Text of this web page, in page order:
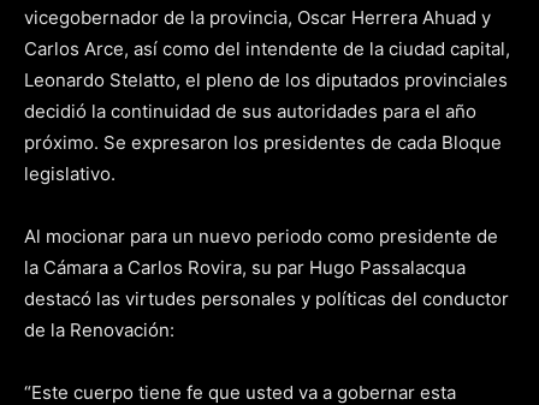
vicegobernador de la provincia, Oscar Herrera Ahuad y
Carlos Arce, así como del intendente de la ciudad capital,
Leonardo Stelatto, el pleno de los diputados provinciales
decidió la continuidad de sus autoridades para el año
próximo. Se expresaron los presidentes de cada Bloque
legislativo.
Al mocionar para un nuevo periodo como presidente de
la Cámara a Carlos Rovira, su par Hugo Passalacqua
destacó las virtudes personales y políticas del conductor
de la Renovación:
“Este cuerpo tiene fe que usted va a gobernar esta